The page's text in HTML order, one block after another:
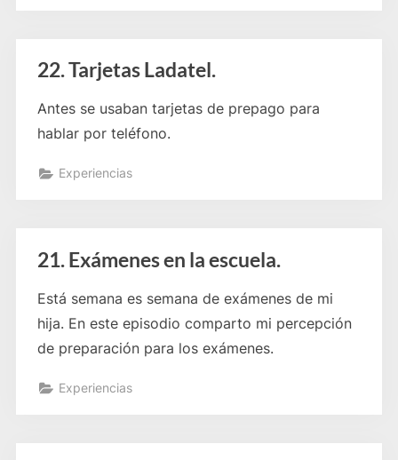
22. Tarjetas Ladatel.
Antes se usaban tarjetas de prepago para
hablar por teléfono.
Experiencias
21. Exámenes en la escuela.
Está semana es semana de exámenes de mi
hija. En este episodio comparto mi percepción
de preparación para los exámenes.
Experiencias